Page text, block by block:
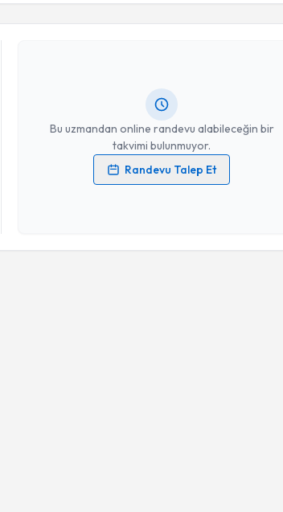
Bu uzmandan online randevu alabileceğin bir
takvimi bulunmuyor.
Randevu Talep Et
Doç. Dr. Halil Can Küçükyıldız
Kişisel verilerimin işlenmesine ilişkinAydınlatma Metni